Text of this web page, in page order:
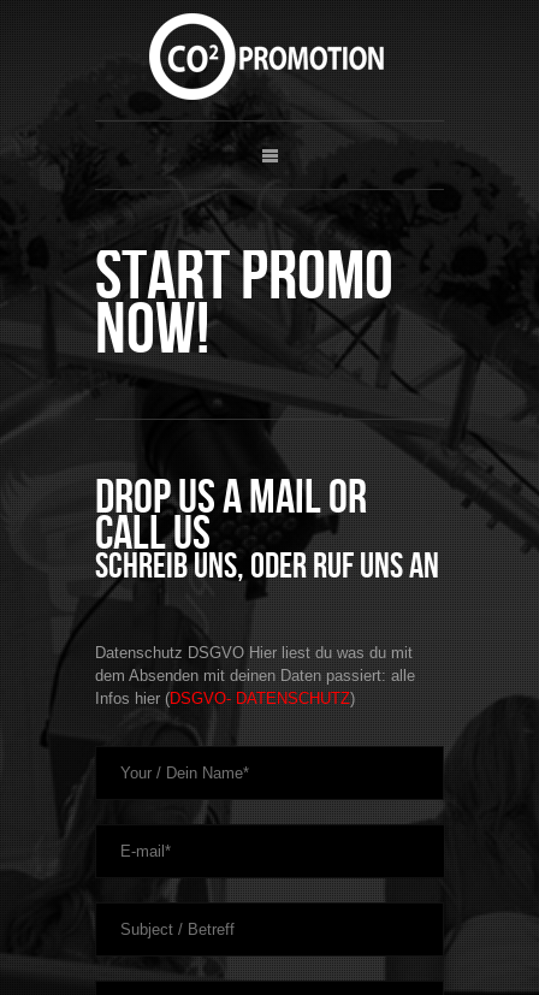
Start Promo
now!
Drop us a mail or
call us
Schreib uns, oder ruf uns an
Datenschutz DSGVO Hier liest du was du mit
dem Absenden mit deinen Daten passiert: alle
Infos hier (DSGVO- DATENSCHUTZ)